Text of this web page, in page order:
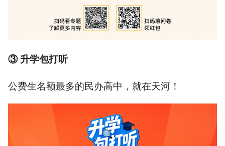
③ 升学包打听
公费生名额最多的民办高中，就在天河！